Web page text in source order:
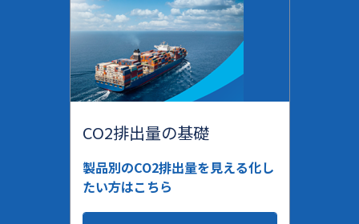
CO2排出量の基礎
製品別のCO2排出量を見える化し
たい方はこちら